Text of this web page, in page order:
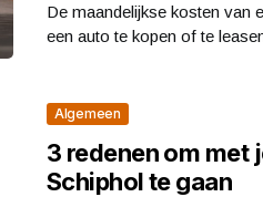
De maandelijkse kosten van
een auto te kopen of te
Algemeen
3 redenen om met
Schiphol te gaan